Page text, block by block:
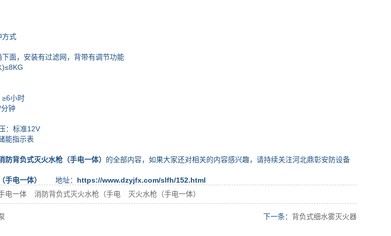
式
，安装有过滤网，背带有调节功能
小时
钟
：标准12V
能指示表
防背负式灭火水枪（手电一体） 的全部内容，如果大家还对相关的内容感兴趣，请持续关注河北鼎彰安防设备
手电一体） 地址： https://www.dzyjfx.com/slfh/152.html
电一体 消防背负式灭火水枪（手电 灭火水枪（手电一体）
下一条： 背负式细水雾灭火器